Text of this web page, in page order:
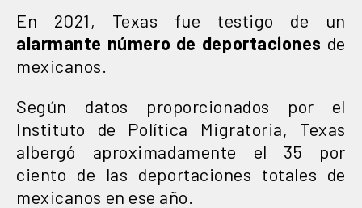
En 2021, Texas fue testigo de un
alarmante número de deportaciones de
mexicanos.
Según datos proporcionados por el
Instituto de Política Migratoria, Texas
albergó aproximadamente el 35 por
ciento de las deportaciones totales de
mexicanos en ese año.